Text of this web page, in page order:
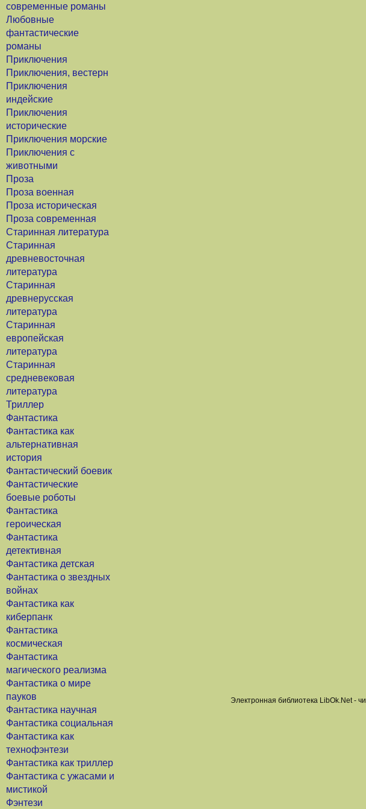
современные романы
Любовные
фантастические
романы
Приключения
Приключения, вестерн
Приключения
индейские
Приключения
исторические
Приключения морские
Приключения с
животными
Проза
Проза военная
Проза историческая
Проза современная
Старинная литература
Старинная
древневосточная
литература
Старинная
древнерусская
литература
Старинная
европейская
литература
Старинная
средневековая
литература
Триллер
Фантастика
Фантастика как
альтернативная
история
Фантастический боевик
Фантастические
боевые роботы
Фантастика
героическая
Фантастика
детективная
Фантастика детская
Фантастика о звездных
войнах
Фантастика как
киберпанк
Фантастика
космическая
Фантастика
магического реализма
Фантастика о мире
пауков
Фантастика научная
Фантастика социальная
Фантастика как
технофэнтези
Фантастика как триллер
Фантастика с ужасами и
мистикой
Фэнтези
Электронная библиотека LibOk.Net -